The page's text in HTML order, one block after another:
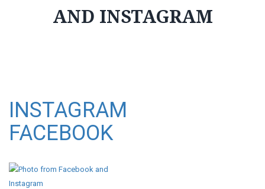
AND INSTAGRAM
INSTAGRAM
FACEBOOK